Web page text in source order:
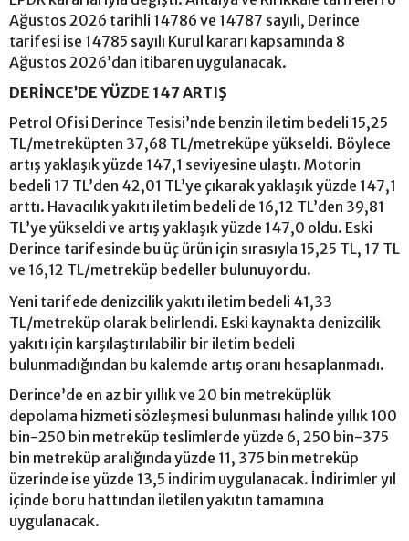
Ağustos 2026 tarihli 14786 ve 14787 sayılı, Derince
tarifesi ise 14785 sayılı Kurul kararı kapsamında 8
Ağustos 2026’dan itibaren uygulanacak.
DERİNCE’DE YÜZDE 147 ARTIŞ
Petrol Ofisi Derince Tesisi’nde benzin iletim bedeli 15,25
TL/metreküpten 37,68 TL/metreküpe yükseldi. Böylece
artış yaklaşık yüzde 147,1 seviyesine ulaştı. Motorin
bedeli 17 TL’den 42,01 TL’ye çıkarak yaklaşık yüzde 147,1
arttı. Havacılık yakıtı iletim bedeli de 16,12 TL’den 39,81
TL’ye yükseldi ve artış yaklaşık yüzde 147,0 oldu. Eski
Derince tarifesinde bu üç ürün için sırasıyla 15,25 TL, 17 TL
ve 16,12 TL/metreküp bedeller bulunuyordu.
Yeni tarifede denizcilik yakıtı iletim bedeli 41,33
TL/metreküp olarak belirlendi. Eski kaynakta denizcilik
yakıtı için karşılaştırılabilir bir iletim bedeli
bulunmadığından bu kalemde artış oranı hesaplanmadı.
Derince’de en az bir yıllık ve 20 bin metreküplük
depolama hizmeti sözleşmesi bulunması halinde yıllık 100
bin-250 bin metreküp teslimlerde yüzde 6, 250 bin-375
bin metreküp aralığında yüzde 11, 375 bin metreküp
üzerinde ise yüzde 13,5 indirim uygulanacak. İndirimler yıl
içinde boru hattından iletilen yakıtın tamamına
uygulanacak.